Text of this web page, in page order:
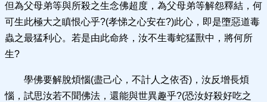
但為父母弟等與所殺之生念佛超度，為父母弟等解怨釋結，何
可生此極大之瞋恨心乎?(孝悌之心安在?)此心，即是墮惡道毒
蟲之最猛利心。若是由此命終，汝不生毒蛇猛獸中，將何所
生?
學佛要解脫煩惱(盡己心，不計人之依否)，汝反增長煩
惱，試思汝若不聞佛法，還能與世異趣乎?(恐汝好殺好吃之